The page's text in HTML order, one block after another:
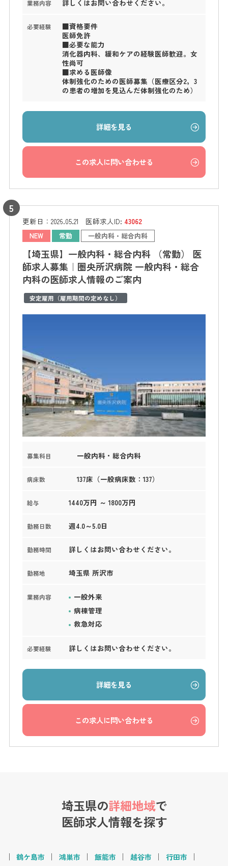
業務内容 詳しくはお問い合わせください。
必要経験
■資格要件
医師免許
■必要な能力
消化器内科、緩和ケアの経験医師歓迎。女
性尚可
■求める医師像
体制強化のための医師募集（医療区分2，3
の患者の増加を見込んだ体制強化のため）
詳細を見る
この求人に問い合わせる
更新日： 2026.05.21 医師求人ID: 43062
NEW 常勤 一般内科・総合内科
【埼玉県】一般内科・総合内科 （常勤） 医
師求人募集｜圏央所沢病院 一般内科・総合
内科の医師求人情報のご案内
安定雇用（雇用期間の定めなし）
募集科目 一般内科・総合内科
病床数 137床（一般病床数：137）
給与 1440万円 ～ 1800万円
勤務日数 週4.0～5.0日
勤務時間 詳しくはお問い合わせください。
勤務地 埼玉県 所沢市
業務内容
一般外来
病棟管理
救急対応
必要経験 詳しくはお問い合わせください。
詳細を見る
この求人に問い合わせる
埼玉県の詳細地域で
医師求人情報を探す
鶴ケ島市 鴻巣市 飯能市 越谷市
行田市